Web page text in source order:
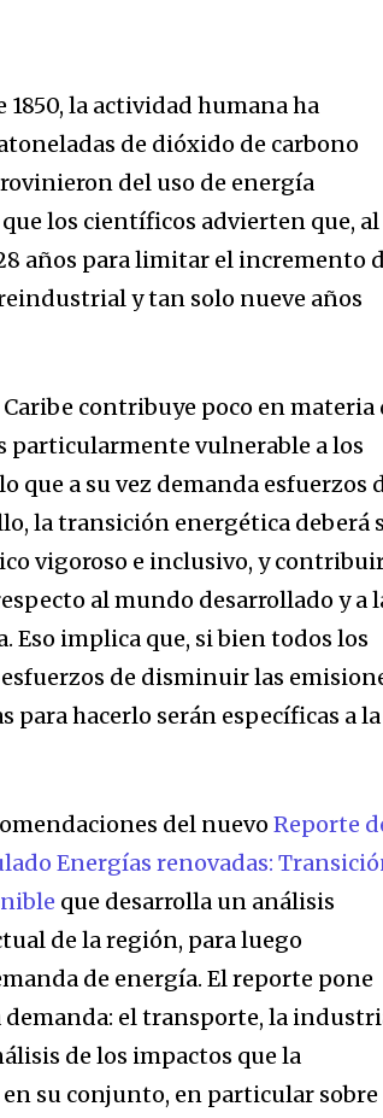
la actividad humana ha
de dióxido de carbono
del uso de energía
los científicos advierten que, al
años para limitar el incremento
y tan solo nueve años
contribuye poco en materia
particularmente vulnerable a los
que a su vez demanda esfuerzos
la transición energética deberá
vigoroso e inclusivo, y
al mundo desarrollado y a
Eso implica que, si bien todos los
de disminuir las
para hacerlo serán específicas a la
del nuevoReporte
Energías renovadas:
que desarrolla un análisis
de la región, para luego
de energía. El reporte pone
demanda: el transporte, la
de los impactos que la
su conjunto, en particular sobre